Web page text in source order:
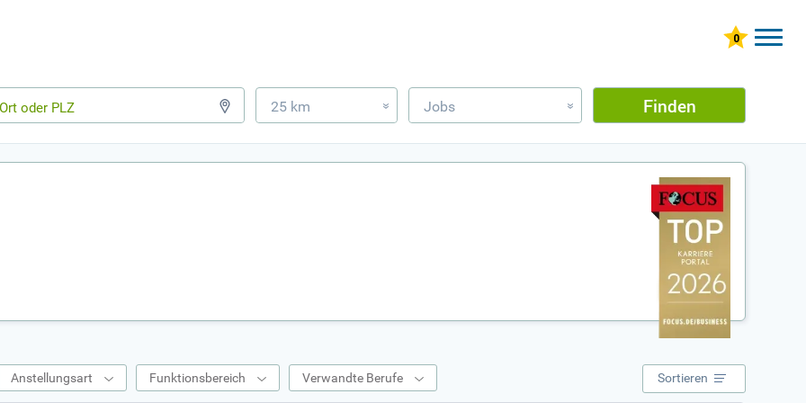
25 km » Jobs » Finden
Anstellungsart Funktionsbereich Verwandte Berufe Sortieren